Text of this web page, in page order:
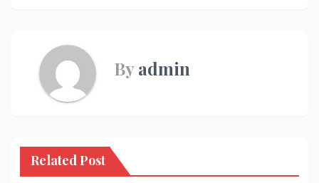
Byadmin
Related Post